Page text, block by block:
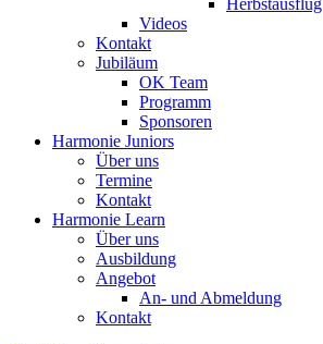
Herbstausflug
Videos
Kontakt
Jubiläum
OK Team
Programm
Sponsoren
Harmonie Juniors
Über uns
Termine
Kontakt
Harmonie Learn
Über uns
Ausbildung
Angebot
An- und Abmeldung
Kontakt